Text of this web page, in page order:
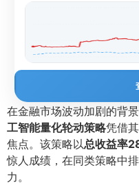
在金融市场波动加剧的背景
工智能量化轮动策略凭借
焦点。该策略以总收益率
惊人成绩，在同类策略中
力。